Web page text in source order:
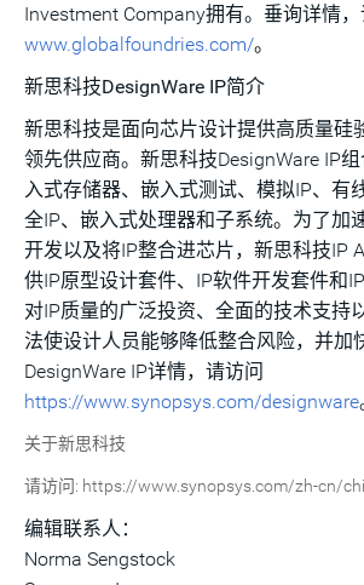
Investment Company拥有。垂询详情，
www.globalfoundries.com/。
新思科技DesignWare IP简介
新思科技是面向芯片设计提供高质量硅
领先供应商。新思科技DesignWare IP
入式存储器、嵌入式测试、模拟IP、有
全IP、嵌入式处理器和子系统。为了加
开发以及将IP整合进芯片，新思科技IP
供IP原型设计套件、IP软件开发套件和
对IP质量的广泛投资、全面的技术支持
法使设计人员能够降低整合风险，并加
DesignWare IP详情，请访问
https://www.synopsys.com/designware
关于新思科技
请访问: https://www.synopsys.com/zh-cn/
编辑联系人：
Norma Sengstock